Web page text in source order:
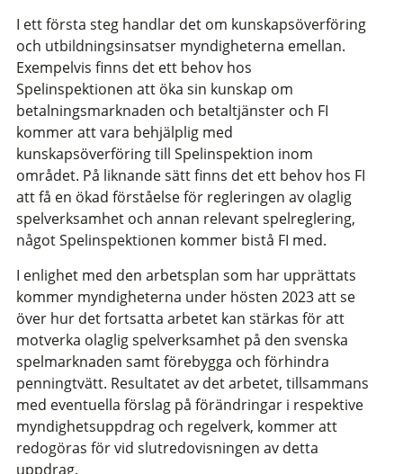
I ett första steg handlar det om kunskapsöverföring
och utbildningsinsatser myndigheterna emellan.
Exempelvis finns det ett behov hos
Spelinspektionen att öka sin kunskap om
betalningsmarknaden och betaltjänster och FI
kommer att vara behjälplig med
kunskapsöverföring till Spelinspektion inom
området. På liknande sätt finns det ett behov hos FI
att få en ökad förståelse för regleringen av olaglig
spelverksamhet och annan relevant spelreglering,
något Spelinspektionen kommer bistå FI med.
I enlighet med den arbetsplan som har upprättats
kommer myndigheterna under hösten 2023 att se
över hur det fortsatta arbetet kan stärkas för att
motverka olaglig spelverksamhet på den svenska
spelmarknaden samt förebygga och förhindra
penningtvätt. Resultatet av det arbetet, tillsammans
med eventuella förslag på förändringar i respektive
myndighetsuppdrag och regelverk, kommer att
redogöras för vid slutredovisningen av detta
uppdrag.